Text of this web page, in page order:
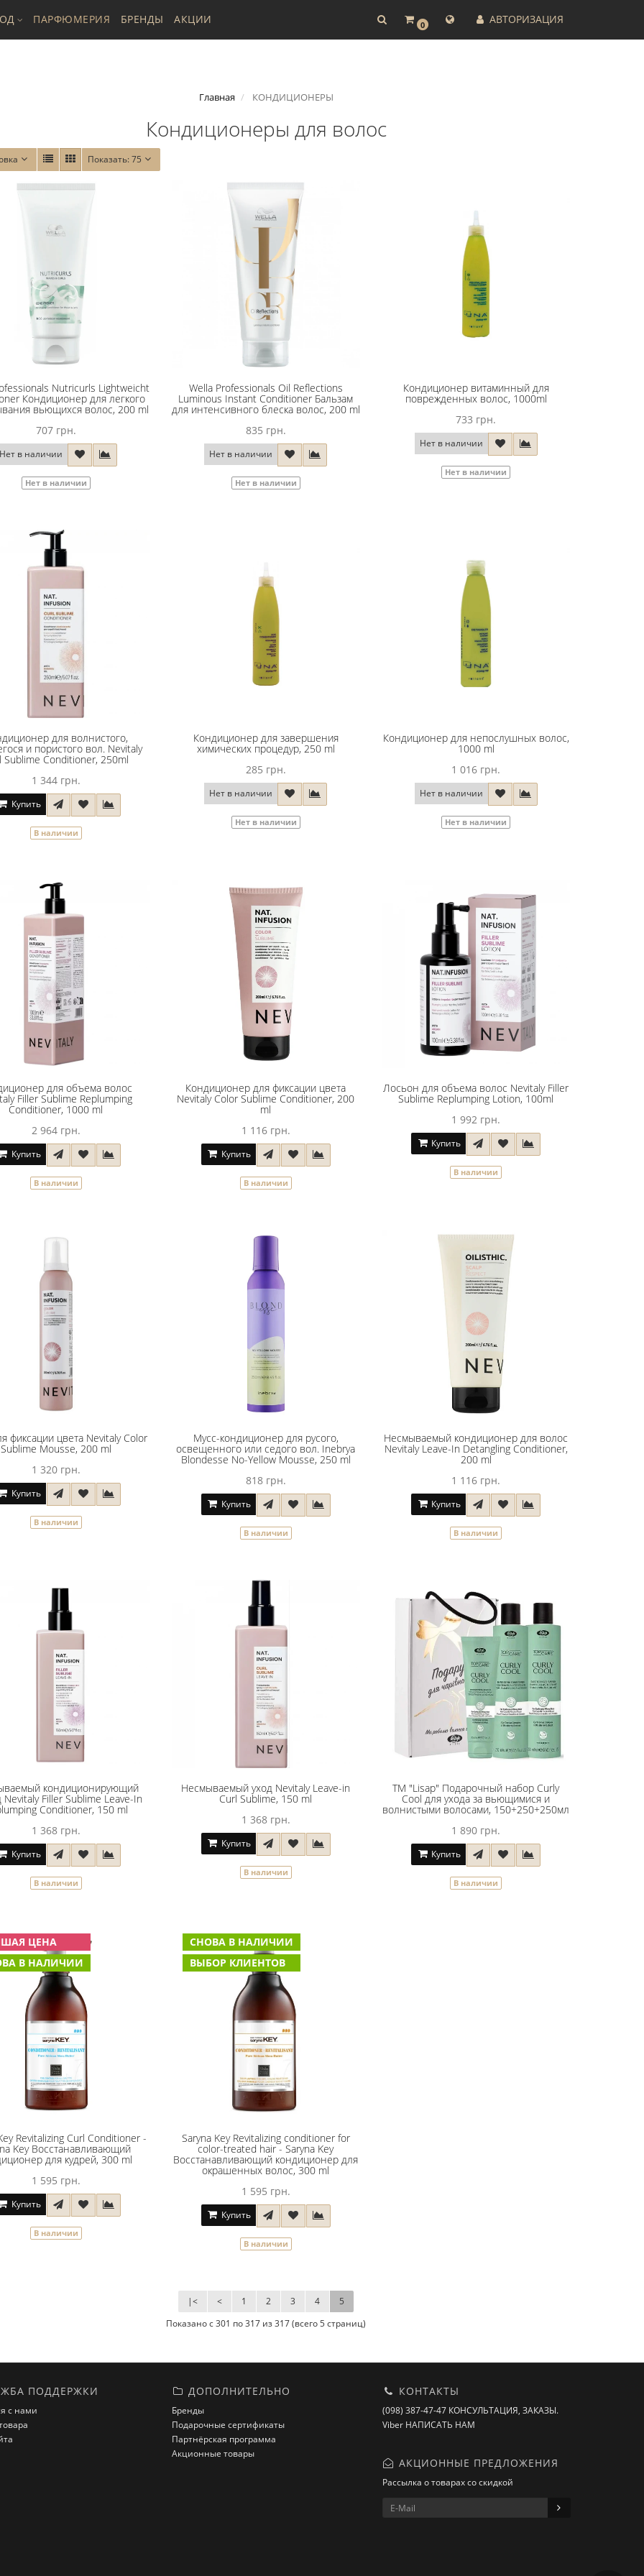
0 АВТОРИЗАЦИЯ
ПАРФЮМЕРИЯ БРЕНДЫ АКЦИИ
Главная КОНДИЦИОНЕРЫ
Кондиционеры для волос
Показать:75
Nutricurls Lightweicht
Кондиционер для легкого
вьющихся волос, 200 ml
707 грн.
Нет в наличии
Нет в наличии
Wella Professionals Oil Reflections
Luminous Instant Conditioner Бальзам
для интенсивного блеска волос, 200 ml
835 грн.
Нет в наличии
Нет в наличии
Кондиционер витаминный для
поврежденных волос, 1000ml
733 грн.
Нет в наличии
Нет в наличии
для волнистого,
и пористого вол. Nevitaly
Sublime Conditioner, 250ml
1 344 грн.
Купить
В наличии
Кондиционер для завершения
химических процедур, 250 ml
285 грн.
Нет в наличии
Нет в наличии
Кондиционер для непослушных волос,
1000 ml
1 016 грн.
Нет в наличии
Нет в наличии
для объема волос
Filler Sublime Replumping
Conditioner, 1000 ml
2 964 грн.
Купить
В наличии
Кондиционер для фиксации цвета
Nevitaly Color Sublime Conditioner, 200
ml
1 116 грн.
Купить
В наличии
Лосьон для объема волос Nevitaly Filler
Sublime Replumping Lotion, 100ml
1 992 грн.
Купить
В наличии
фиксации цвета Nevitaly Color
Sublime Moussе, 200 ml
1 320 грн.
Купить
В наличии
Мусс-кондиционер для русого,
освещенного или седого вол. Inebrya
Blondesse No-Yellow Mousse, 250 ml
818 грн.
Купить
В наличии
Несмываемый кондиционер для волос
Nevitaly Leave-In Detangling Conditioner,
200 ml
1 116 грн.
Купить
В наличии
кондиционирующий
Filler Sublime Leave-In
Conditioner, 150 ml
1 368 грн.
Купить
В наличии
Несмываемый уход Nevitaly Leave-in
Curl Sublime, 150 ml
1 368 грн.
Купить
В наличии
ТМ "Lisap" Подарочный набор Curly
Cool для ухода за вьющимися и
волнистыми волосами, 150+250+250мл
1 890 грн.
Купить
В наличии
ЦЕНА
В НАЛИЧИИ
Revitalizing Curl Conditioner -
Key Восстанавливающий
для кудрей, 300 ml
1 595 грн.
Купить
В наличии
СНОВА В НАЛИЧИИ
ВЫБОР КЛИЕНТОВ
Saryna Key Revitalizing conditioner for
color-treated hair - Saryna Key
Восстанавливающий кондиционер для
окрашенных волос, 300 ml
1 595 грн.
Купить
В наличии
|< < 1 2 3 4 5
Показано с 301 по 317 из 317 (всего 5 страниц)
ПОДДЕРЖКИ
с нами
ДОПОЛНИТЕЛЬНО
Бренды
Подарочные сертификаты
Партнёрская программа
Акционные товары
КОНТАКТЫ
(098) 387-47-47 КОНСУЛЬТАЦИЯ, ЗАКАЗЫ.
Viber НАПИСАТЬ НАМ
АКЦИОННЫЕ ПРЕДЛОЖЕНИЯ
Рассылка о товарах со скидкой